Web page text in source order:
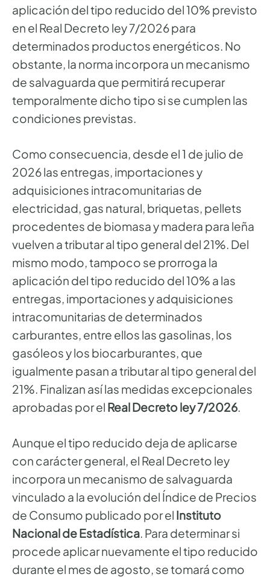
aplicación del tipo reducido del 10% previsto
en el Real Decreto ley 7/2026 para
determinados productos energéticos. No
obstante, la norma incorpora un mecanismo
de salvaguarda que permitirá recuperar
temporalmente dicho tipo si se cumplen las
condiciones previstas.
Como consecuencia, desde el 1 de julio de
2026 las entregas, importaciones y
adquisiciones intracomunitarias de
electricidad, gas natural, briquetas, pellets
procedentes de biomasa y madera para leña
vuelven a tributar al tipo general del 21%. Del
mismo modo, tampoco se prorroga la
aplicación del tipo reducido del 10% a las
entregas, importaciones y adquisiciones
intracomunitarias de determinados
carburantes, entre ellos las gasolinas, los
gasóleos y los biocarburantes, que
igualmente pasan a tributar al tipo general del
21%. Finalizan así las medidas excepcionales
aprobadas por el Real Decreto ley 7/2026.
Aunque el tipo reducido deja de aplicarse
con carácter general, el Real Decreto ley
incorpora un mecanismo de salvaguarda
vinculado a la evolución del Índice de Precios
de Consumo publicado por el Instituto
Nacional de Estadística . Para determinar si
procede aplicar nuevamente el tipo reducido
durante el mes de agosto, se tomará como